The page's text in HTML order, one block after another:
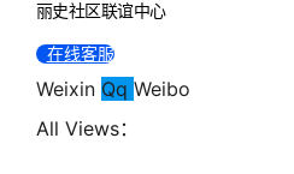
丽史社区联谊中心
在线客服
Weixin Qq Weibo
All Views：